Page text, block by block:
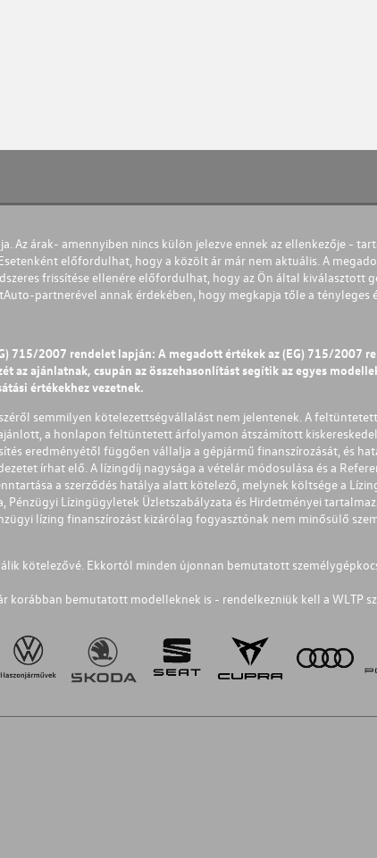
Az árak- amennyiben nincs külön jelezve ennek az ellenkezője -
előfordulhat, hogy a közölt ár már nem aktuális. A
frissítése ellenére előfordulhat, hogy az Ön által kiválasztott
partnerével annak érdekében, hogy megkapja tőle a tényleges
715/2007 rendelet lapján: A megadott értékek az (EG) 715/
az ajánlatnak, csupán az összehasonlítást segítik az egyes
értékekhez vezetnek.
semmilyen kötelezettségvállalást nem jelentenek. A
a honlapon feltüntetett árfolyamon átszámított
eredményétől függően vállalja a gépjármű finanszírozását, és
írhat elő. A lízingdíj nagysága a vételár módosulása és a
a szerződés hatálya alatt kötelező, melynek költsége a
Pénzügyi Lízingügyletek Üzletszabályzata és Hirdetményei
lízing finanszírozást kizárólag fogyasztónak nem minősülő
kötelezővé. Ekkortól minden újonnan bemutatott
bemutatott modelleknek is - rendelkezniük kell a WLTP